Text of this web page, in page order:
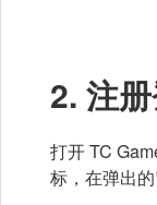
2. 注
打开 TC
标，在弹出